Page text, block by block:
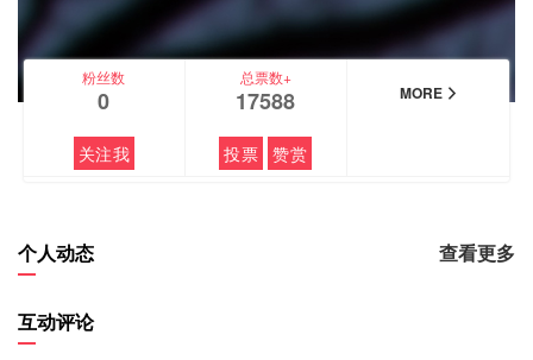
粉丝数
0
关注我
总票数+
17588
投票 赞赏
MORE
个人动态 查看更多
互动评论